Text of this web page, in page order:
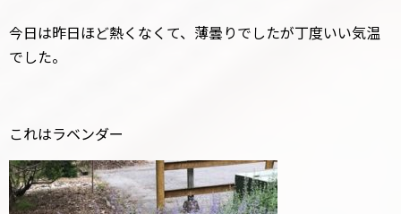
今日は昨日ほど熱くなくて、薄曇りでしたが丁度いい気温
でした。
これはラベンダー